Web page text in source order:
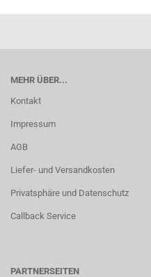
MEHR ÜBER...
Kontakt
Impressum
AGB
Liefer- und Versandkosten
Privatsphäre und Datenschutz
Callback Service
PARTNERSEITEN